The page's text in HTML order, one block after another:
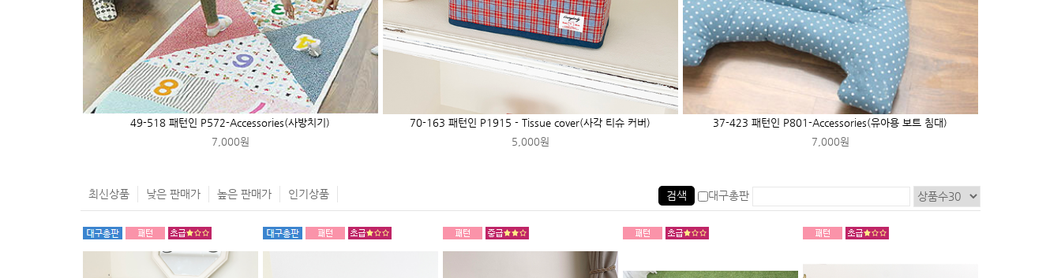
49-518 패턴인 P572-Accessories(사방치기)
7,000원
70-163 패턴인 P1915 - Tissue cover(사각 티슈 커버)
5,000원
37-423 패턴인 P801-Accessories(유아용 보트 침대)
7,000원
최신상품 낮은 판매가 높은 판매가 인기상품 검색 대구총판